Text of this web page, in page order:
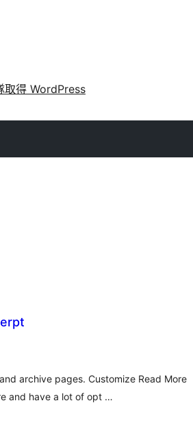
取得 WordPress
archive pages. Customize Read More
and have a lot of opt …